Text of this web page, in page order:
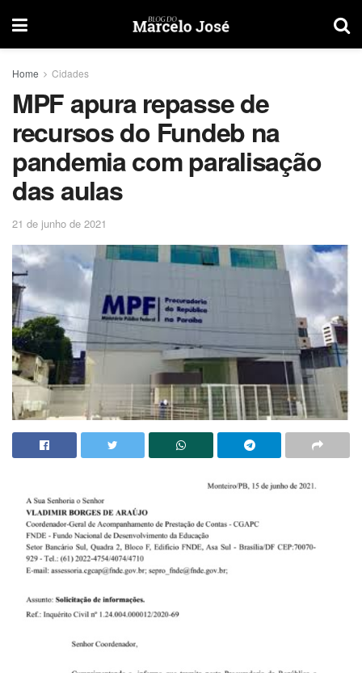
Home Cidades
MPF apura repasse de
recursos do Fundeb na
pandemia com paralisação
das aulas
21 de junho de 2021